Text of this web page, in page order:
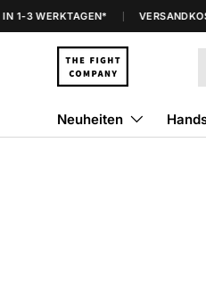
Direkt zum Inhalt
3 WERKTAGEN*
Neuheiten